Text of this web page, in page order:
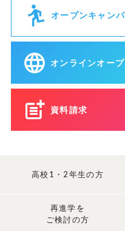
オープンキャン
オンラインオー
資料請求
高校1・2年生の方
再進学を
ご検討の方